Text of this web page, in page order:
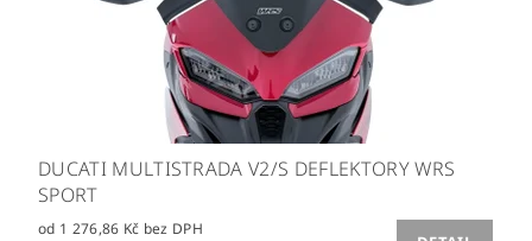
DUCATI MULTISTRADA V2/S DEFLEKTORY WRS
SPORT
od 1 276,86 Kč bez DPH